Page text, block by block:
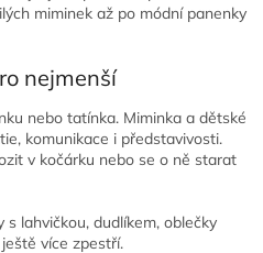
v
k
v
ý
p
i
s
u
miminek až po módní panenky
nejmenší
nebo tatínka. Miminka a dětské
komunikace i představivosti.
v kočárku nebo se o ně starat
lahvičkou, dudlíkem, oblečky
více zpestří.